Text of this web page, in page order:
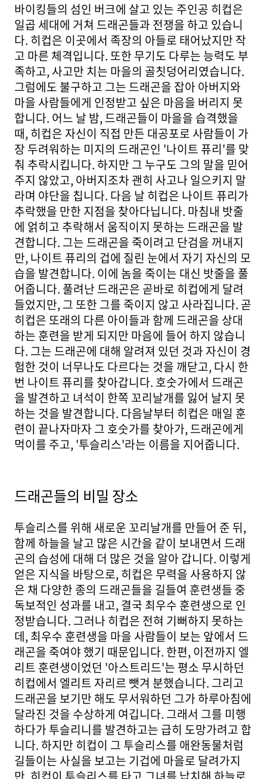
바이킹들의 섬인 버크에 살고 있는 주인공 히컵은
일곱 세대에 거쳐 드래곤들과 전쟁을 하고 있습니
다. 히컵은 이곳에서 족장의 아들로 태어났지만 작
고 마른 체격입니다. 또한 무기도 다루는 능력도 부
족하고, 사고만 치는 마을의 골칫덩어리였습니다.
그럼에도 불구하고 그는 드래곤을 잡아 아버지와
마을 사람들에게 인정받고 싶은 마음을 버리지 못
합니다. 어느 날 밤, 드래곤들이 마을을 습격했을
때, 히컵은 자신이 직접 만든 대공포로 사람들이 가
장 두려워하는 미지의 드래곤인 '나이트 퓨리'를 맞
춰 추락시킵니다. 하지만 그 누구도 그의 말을 믿어
주지 않았고, 아버지조차 괜히 사고나 일으키지 말
라며 야단을 칩니다. 다음 날 히컵은 나이트 퓨리가
추락했을 만한 지점을 찾아다닙니다. 마침내 밧줄
에 얽히고 추락해서 움직이지 못하는 드래곤을 발
견합니다. 그는 드래곤을 죽이려고 단검을 꺼내지
만, 나이트 퓨리의 겁에 질린 눈에서 자기 자신의 모
습을 발견합니다. 이에 놈을 죽이는 대신 밧줄을 풀
어줍니다. 풀려난 드래곤은 곧바로 히컵에게 달려
들었지만, 그 또한 그를 죽이지 않고 사라집니다. 곧
히컵은 또래의 다른 아이들과 함께 드래곤을 상대
하는 훈련을 받게 되지만 마음에 들어 하지 않습니
다. 그는 드래곤에 대해 알려져 있던 것과 자신이 경
험한 것이 너무나도 다르다는 것을 깨닫고, 다시 한
번 나이트 퓨리를 찾아갑니다. 호숫가에서 드래곤
을 발견하고 녀석이 한쪽 꼬리날개를 잃어 날지 못
하는 것을 발견합니다. 다음날부터 히컵은 매일 훈
련이 끝나자마자 그 호숫가를 찾아가, 드래곤에게
먹이를 주고, '투슬리스'라는 이름을 지어줍니다.
드래곤들의 비밀 장소
투슬리스를 위해 새로운 꼬리날개를 만들어 준 뒤,
함께 하늘을 날고 많은 시간을 같이 보내면서 드래
곤의 습성에 대해 더 많은 것을 알아 갑니다. 이렇게
얻은 지식을 바탕으로, 히컵은 무력을 사용하지 않
은 채 다양한 종의 드래곤들을 길들여 훈련생들 중
독보적인 성과를 내고, 결국 최우수 훈련생으로 인
정받습니다. 그러나 히컵은 전혀 기뻐하지 못하는
데, 최우수 훈련생을 마을 사람들이 보는 앞에서 드
래곤을 죽여야 했기 때문입니다. 한편, 이전까지 엘
리트 훈련생이었던 '아스트리드'는 평소 무시하던
히컵에서 엘리트 자리르 뺏겨 분했습니다. 그리고
드래곤을 보기만 해도 무서워하던 그가 하루아침에
달라진 것을 수상하게 여깁니다. 그래서 그를 미행
하다가 투슬리니를 발견하고는 급히 도망가려고 합
니다. 하지만 히컵이 그 투슬리스를 애완동물처럼
길들이는 사실을 보고는 기겁에 마을로 달려가지